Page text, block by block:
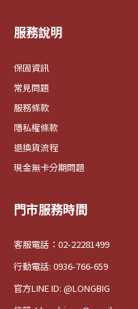
服務說明
保固資訊
常見問題
服務條款
隱私權條款
退換貨流程
現金無卡分期問題
門市服務時間
客服電話：02-22281499
行動電話: 0936-766-659
官方LINE ID: @LONGBIG